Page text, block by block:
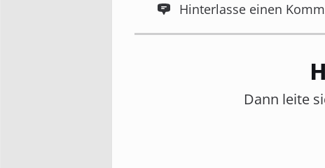
Hinterlasse einen
Dann leite